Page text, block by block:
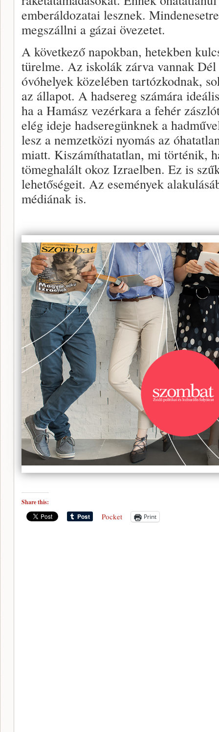
emberáldozatai lesznek.
megszállni a gázai övezetet.
A következő napokban, hetekben
türelme. Az iskolák zárva vannak
óvóhelyek közelében tartózkodnak,
az állapot. A hadsereg számára
ha a Hamász vezérkara a fehér
elég ideje hadseregünknek a
lesz a nemzetközi nyomás az
miatt. Kiszámíthatatlan, mi történik,
tömeghalált okoz Izraelben. Ez is
lehetőségeit. Az események
médiának is.
Share this:
Pocket Print